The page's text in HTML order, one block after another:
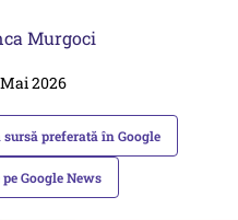
Murgoci
2026
sursă preferată în Google
Google News